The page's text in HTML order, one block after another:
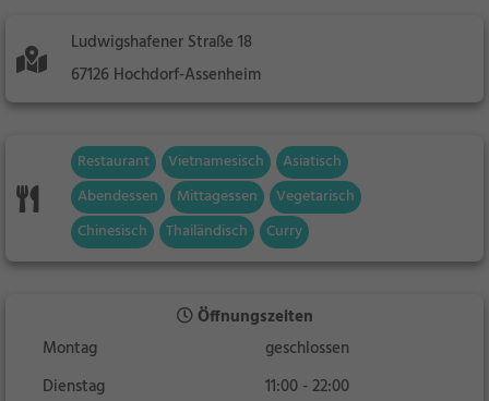
Ludwigshafener Straße 18
67126 Hochdorf-Assenheim
Restaurant Vietnamesisch
Asiatisch
Abendessen
Mittagessen
Vegetarisch
Chinesisch
Thailändisch Curry
Öffnungszeiten
Montag
geschlossen
Dienstag
11:00 - 22:00